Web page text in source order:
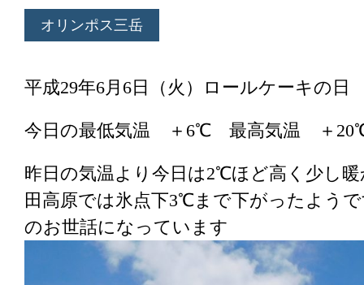
オリンポス三岳
平成29年6月6日（火）ロールケーキの日
今日の最低気温 ＋6℃ 最高気温 ＋
昨日の気温より今日は2℃ほど高く少し
田高原では氷点下3℃まで下がったよう
のお世話になっています